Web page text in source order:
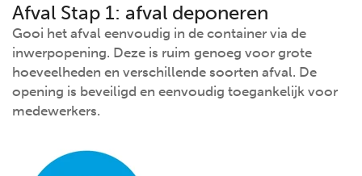
Afval Stap 1: afval deponeren
Gooi het afval eenvoudig in de container via de
inwerpopening. Deze is ruim genoeg voor grote
hoeveelheden en verschillende soorten afval. De
opening is beveiligd en eenvoudig toegankelijk voor
medewerkers.